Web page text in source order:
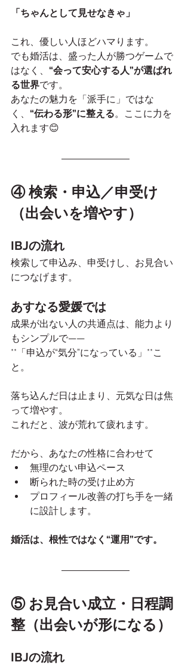
「ちゃんとして見せなきゃ」
これ、優しい人ほどハマります。
でも婚活は、盛った人が勝つゲームで
はなく、 “会って安心する人”が選ばれ
る世界です。
あなたの魅力を「派手に」ではな
く、 “伝わる形”に整える。ここに力を
入れます😊
④ 検索・申込／申受け
（出会いを増やす）
IBJの流れ
検索して申込み、申受けし、お見合い
につなげます。
あすなる愛媛では
成果が出ない人の共通点は、能力より
もシンプルで——
**「申込が“気分”になっている」**こ
と。
落ち込んだ日は止まり、元気な日は焦
って増やす。
これだと、波が荒れて疲れます。
だから、あなたの性格に合わせて
無理のない申込ペース
断られた時の受け止め方
プロフィール改善の打ち手を一緒
に設計します。
婚活は、根性ではなく“運用”です。
⑤ お見合い成立・日程調
整（出会いが形になる）
IBJの流れ